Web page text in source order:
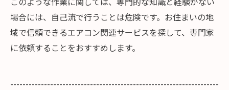
場合には、自己流で行うことは危険です。お住まいの地
域で信頼できるエアコン関連サービスを探して、専門家
に依頼することをおすすめします。
--------------------------------------------------------------------